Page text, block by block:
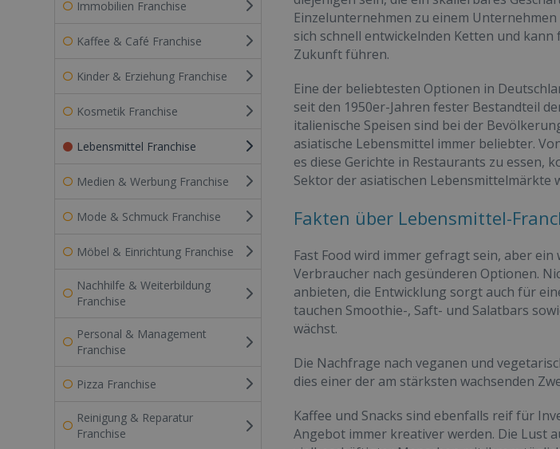
Immobilien Franchise
Kaffee & Café Franchise
Kinder & Erziehung Franchise
Kosmetik Franchise
Lebensmittel Franchise
Medien & Werbung Franchise
Mode & Schmuck Franchise
Möbel & Einrichtung Franchise
Nachhilfe & Weiterbildung
Franchise
Personal & Management
Franchise
Pizza Franchise
Reinigung & Reparatur
Franchise
Einzelunternehmen zu einem
sich schnell entwickelnden Ketten und
Zukunft führen.
Eine der beliebtesten Optionen in
seit den 1950er-Jahren fester Bestandteil
italienische Speisen sind bei der
asiatische Lebensmittel immer beliebter.
es diese Gerichte in Restaurants zu essen,
Sektor der asiatischen Lebensmittelmärkte
Fakten über Lebensmittel-
Fast Food wird immer gefragt sein, aber
Verbraucher nach gesünderen Optionen.
anbieten, die Entwicklung sorgt auch für
tauchen Smoothie-, Saft- und Salatbars
wächst.
Die Nachfrage nach veganen und
dies einer der am stärksten wachsenden
Kaffee und Snacks sind ebenfalls reif für
Angebot immer kreativer werden. Die Lust